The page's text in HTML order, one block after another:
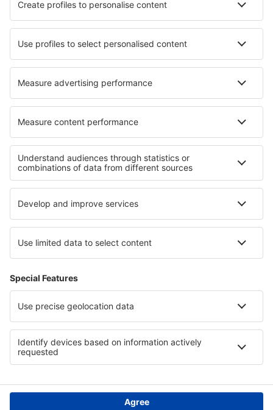
Cele mai bune hoteluri - orașe
Hoteluri în Binhai Hoteluri în St Cyprien Plage
Hoteluri în Snoqualmie Hoteluri în Gosen
Hoteluri în None Hoteluri în Marshalls Creek
Hoteluri în St. Edouard-de-Lotbiniere Hoteluri în Seggiano
Cele mai bune hoteluri - regiuni
Hoteluri în Reunion Hoteluri în Maldive
Hoteluri in Kashubia Hoteluri in Sao Vicente